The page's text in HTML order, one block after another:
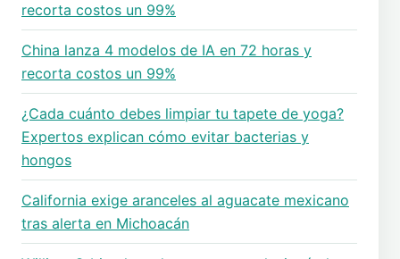
recorta costos un 99%
China lanza 4 modelos de IA en 72 horas y
recorta costos un 99%
¿Cada cuánto debes limpiar tu tapete de yoga?
Expertos explican cómo evitar bacterias y
hongos
California exige aranceles al aguacate mexicano
tras alerta en Michoacán